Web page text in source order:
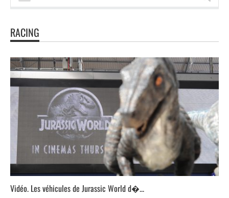
RACING
Vidéo. Les véhicules de Jurassic World d�...